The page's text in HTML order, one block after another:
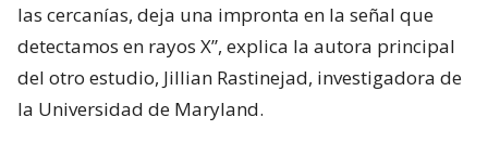
las cercanías, deja una impronta en la señal que
detectamos en rayos X”, explica la autora principal
del otro estudio, Jillian Rastinejad, investigadora de
la Universidad de Maryland.